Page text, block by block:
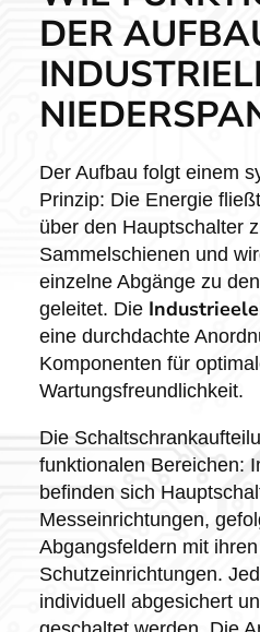
DER
Der Aufbau folgt einem
Prinzip: Die Energie
über den Hauptschalter
Sammelschienen und
einzelne Abgänge zu
geleitet. Die
eine durchdachte
Komponenten für
Wartungsfreundlichkeit.
Die
funktionalen Bereichen:
befinden sich
Messeinrichtungen,
Abgangsfeldern mit
Schutzeinrichtungen.
individuell abgesichert